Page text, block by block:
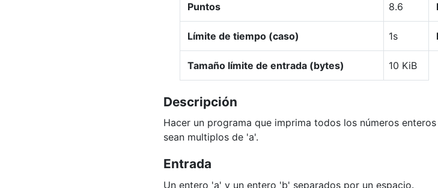
Puntos 8.6
Límite de tiempo (caso) 1s
Tamaño límite de entrada (bytes) 10 KiB
Descripción
Hacer un programa que imprima todos los números
sean multiplos de 'a'.
Entrada
Un entero 'a' y un entero 'b' separados por un espacio.